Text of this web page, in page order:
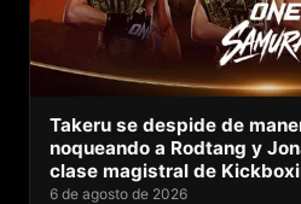
Takeru se despide de
noqueando a Rodtang y
clase magistral de
6 de agosto de 2026